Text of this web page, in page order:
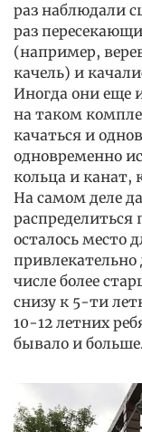
раз наблюдали
раз
(например,
качель) и
Иногда они еще
на таком
качаться и
одновременно
кольца и канат,
На самом деле
распределиться
осталось место
привлекательно
числе более
снизу к 5-ти
10-12 летних
бывало и больше.